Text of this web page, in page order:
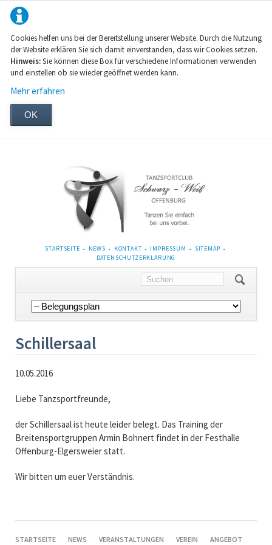
Cookies helfen uns bei der Bereitstellung unserer Website. Durch die Nutzung
der Website erklären Sie sich damit einverstanden, dass wir Cookies setzen.
Hinweis:Sie können diese Box für verschiedene Informationen verwenden
und einstellen ob sie wieder geöffnet werden kann.
Mehr erfahren
OK
NAVIGATION
STARTSEITE NEWS KONTAKT IMPRESSUM
SITEMAP
DATENSCHUTZERKLÄRUNG
Navigation
überspringen
Schillersaal
10.05.2016
Liebe Tanzsportfreunde,
der Schillersaal ist heute leider belegt. Das Training der
Breitensportgruppen Armin Bohnert findet in der Festhalle
Offenburg-Elgersweier statt.
Wir bitten um euer Verständnis.
NAVIGATION
STARTSEITE NEWS VERANSTALTUNGEN VEREIN ANGEBOT